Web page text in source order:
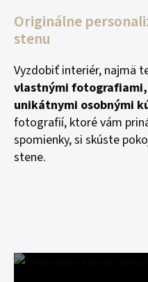
Originálne
stenu
Vyzdobiť interiér, najmä
vlastnými
unikátnymi osobnými
fotografií, ktoré vám
spomienky, si skúste
stene.